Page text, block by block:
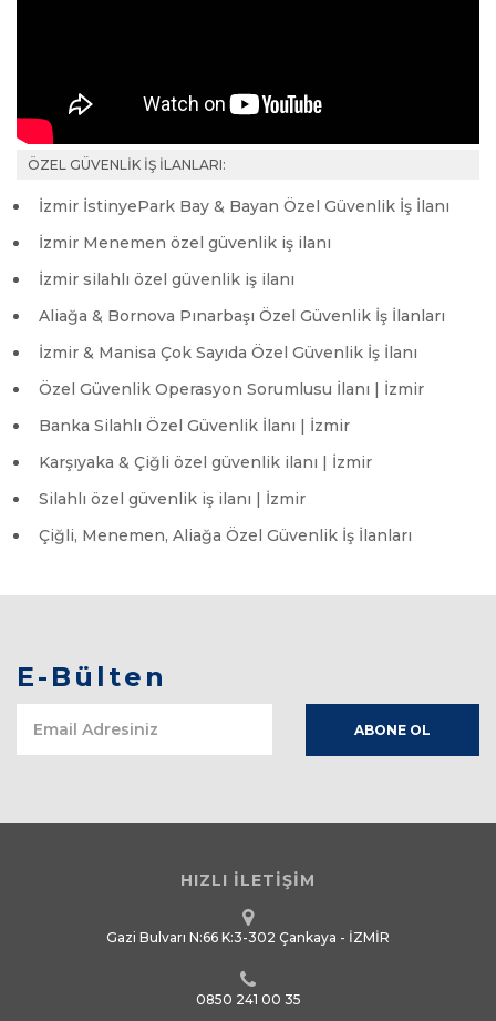
ÖZEL GÜVENLİK İŞ İLANLARI:
İzmir İstinyePark Bay & Bayan Özel Güvenlik İş İlanı
İzmir Menemen özel güvenlik iş ilanı
İzmir silahlı özel güvenlik iş ilanı
Aliağa & Bornova Pınarbaşı Özel Güvenlik İş İlanları
İzmir & Manisa Çok Sayıda Özel Güvenlik İş İlanı
Özel Güvenlik Operasyon Sorumlusu İlanı | İzmir
Banka Silahlı Özel Güvenlik İlanı | İzmir
Karşıyaka & Çiğli özel güvenlik ilanı | İzmir
Silahlı özel güvenlik iş ilanı | İzmir
Çiğli, Menemen, Aliağa Özel Güvenlik İş İlanları
E-Bülten
HIZLI İLETİŞİM
Gazi Bulvarı N:66 K:3-302 Çankaya - İZMİR
0850 241 00 35